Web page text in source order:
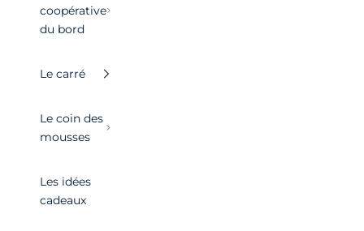
coopérative
du bord
Le carré
Le coin des
mousses
Les idées
cadeaux